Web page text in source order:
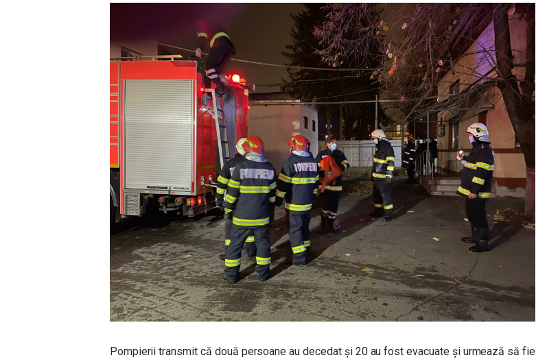
Pompierii transmit că două persoane au decedat și 20 au fost evacuate și urmează să fie